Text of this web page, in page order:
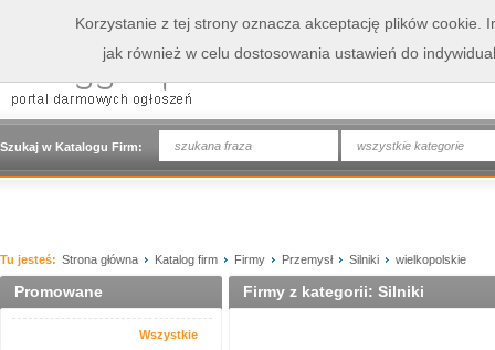
Szukaj w Katalogu Firm: wszystkie kategorie
Tu jesteś: Strona główna Katalog firm Firmy Przemysł Silniki wielkopolskie
Promowane
Wszystkie
Firmy z kategorii: Silniki
Korzystanie z tej strony oznacza akceptację plików cookie.
jak również w celu dostosowania ustawień do